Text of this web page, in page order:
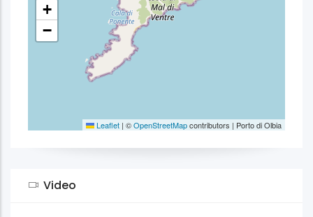
+
−
Leaflet | ©OpenStreetMapcontributors | Porto di Olbia
Video